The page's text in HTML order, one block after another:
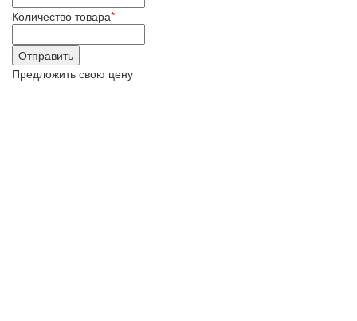
Количество товара*
Предложить свою цену